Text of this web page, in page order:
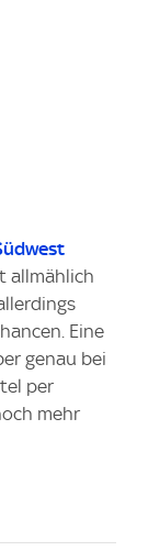
allmählich
Eine
genau bei
per
mehr